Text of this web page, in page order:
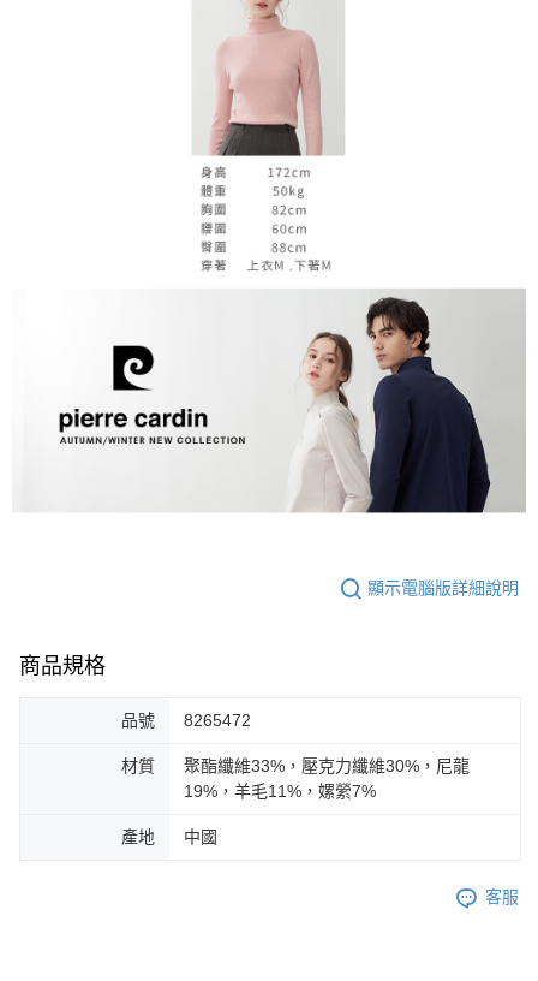
顯示電腦版詳細說明
商品規格
品號 8265472
材質
聚酯纖維33%，壓克力纖維30%，尼龍
19%，羊毛11%，嫘縈7%
產地 中國
客服